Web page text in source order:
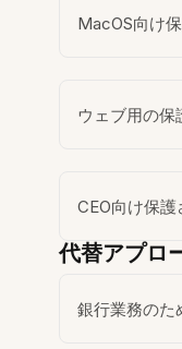
MacOS向け
ウェブ用の保
CEO向け保護
代替アプロ
銀行業務のた